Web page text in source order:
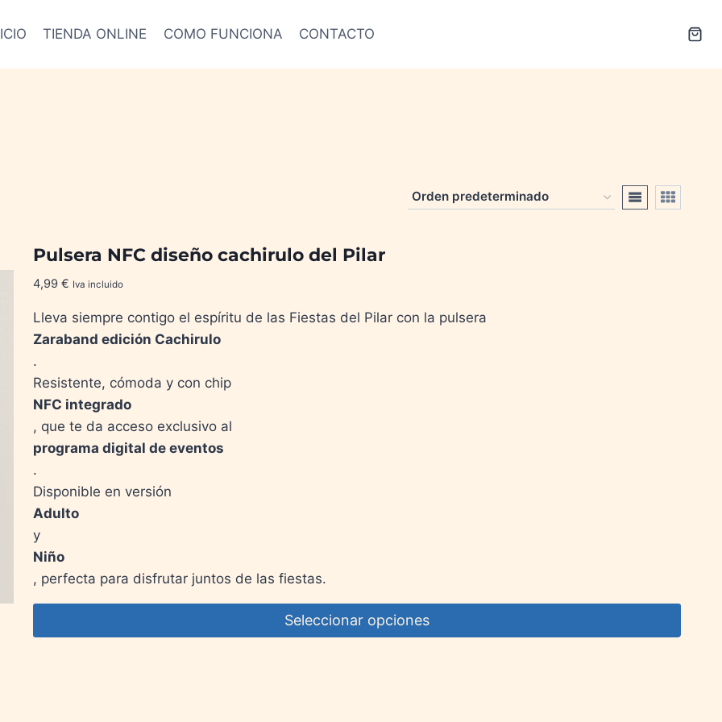
TIENDA ONLINE COMO FUNCIONA CONTACTO
Pulsera NFC diseño cachirulo del Pilar
4,99 € Iva incluido
Lleva siempre contigo el espíritu de las Fiestas del Pilar con la pulsera
Zaraband edición Cachirulo
.
Resistente, cómoda y con chip
NFC integrado
, que te da acceso exclusivo al
programa digital de eventos
.
Disponible en versión
Adulto
y
Niño
, perfecta para disfrutar juntos de las fiestas.
Seleccionar opciones